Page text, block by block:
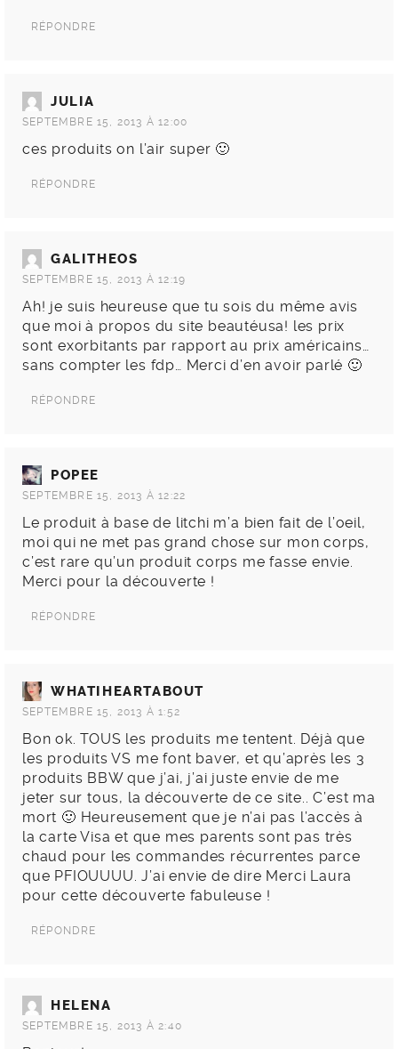
RÉPONDRE
JULIA
SEPTEMBRE 15, 2013 À 12:00
ces produits on l’air super 🙂
RÉPONDRE
GALITHEOS
SEPTEMBRE 15, 2013 À 12:19
Ah! je suis heureuse que tu sois du même avis
que moi à propos du site beautéusa! les prix
sont exorbitants par rapport au prix américains…
sans compter les fdp… Merci d’en avoir parlé 🙂
RÉPONDRE
POPEE
SEPTEMBRE 15, 2013 À 12:22
Le produit à base de litchi m’a bien fait de l’oeil,
moi qui ne met pas grand chose sur mon corps,
c’est rare qu’un produit corps me fasse envie.
Merci pour la découverte !
RÉPONDRE
WHATIHEARTABOUT
SEPTEMBRE 15, 2013 À 1:52
Bon ok. TOUS les produits me tentent. Déjà que
les produits VS me font baver, et qu’après les 3
produits BBW que j’ai, j’ai juste envie de me
jeter sur tous, la découverte de ce site.. C’est ma
mort 🙂 Heureusement que je n’ai pas l’accès à
la carte Visa et que mes parents sont pas très
chaud pour les commandes récurrentes parce
que PFIOUUUU. J’ai envie de dire Merci Laura
pour cette découverte fabuleuse !
RÉPONDRE
HELENA
SEPTEMBRE 15, 2013 À 2:40